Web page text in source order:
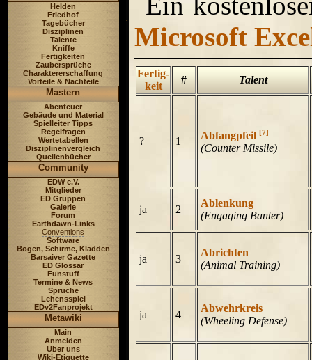
Helden
Friedhof
Tagebücher
Disziplinen
Talente
Kniffe
Fertigkeiten
Zaubersprüche
Charaktererschaffung
Vorteile & Nachteile
Mastern
Abenteuer
Gebäude und Material
Spielleiter Tipps
Regelfragen
Wertetabellen
Disziplinenvergleich
Quellenbücher
Community
EDW e.V.
Mitglieder
ED Gruppen
Galerie
Forum
Earthdawn-Links
Conventions
Software
Bögen, Schirme, Kladden
Barsaiver Gazette
ED Glossar
Funstuff
Termine & News
Sprüche
Lehensspiel
EDv2Fanprojekt
Metawiki
Main
Anmelden
Über uns
Wiki-Etiquette
Microsoft
Fertig-
keit
# Talent
? 1 Abfangpfeil [7]
(Counter Missile)
ja 2
Ablenkung
(Engaging Banter)
ja 3
Abrichten
(Animal Training)
ja 4
Abwehrkreis
(Wheeling Defense)